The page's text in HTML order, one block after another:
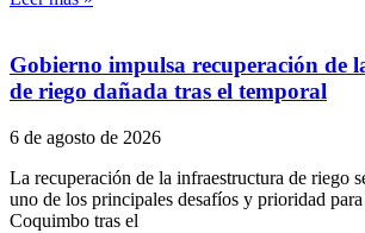
Gobierno impulsa recuperación de
de riego dañada tras el temporal
6 de agosto de 2026
La recuperación de la infraestructura de riego
uno de los principales desafíos y prioridad
Coquimbo tras el